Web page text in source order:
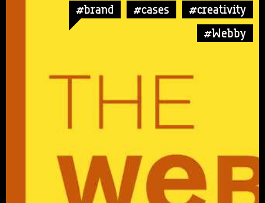
#brand #cases
#creativity
#Webby